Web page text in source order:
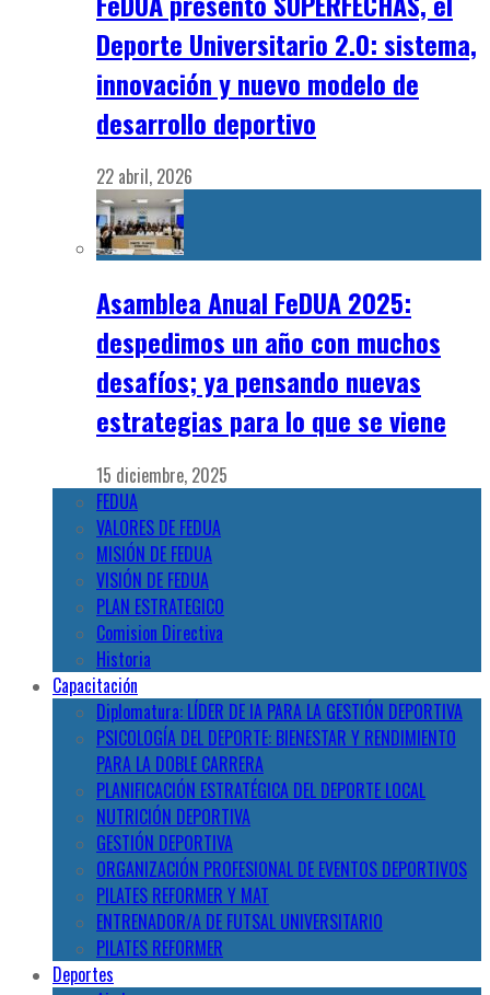
Deporte Universitario 2.0: sistema,
innovación y nuevo modelo de
desarrollo deportivo
22 abril, 2026
Asamblea Anual FeDUA 2025:
despedimos un año con muchos
desafíos; ya pensando nuevas
estrategias para lo que se viene
15 diciembre, 2025
FEDUA
VALORES DE FEDUA
MISIÓN DE FEDUA
VISIÓN DE FEDUA
PLAN ESTRATEGICO
Comision Directiva
Historia
Capacitación
Diplomatura: LÍDER DE IA PARA LA GESTIÓN DEPORTIVA
PSICOLOGÍA DEL DEPORTE: BIENESTAR Y RENDIMIENTO
PARA LA DOBLE CARRERA
PLANIFICACIÓN ESTRATÉGICA DEL DEPORTE LOCAL
NUTRICIÓN DEPORTIVA
GESTIÓN DEPORTIVA
ORGANIZACIÓN PROFESIONAL DE EVENTOS DEPORTIVOS
PILATES REFORMER Y MAT
ENTRENADOR/A DE FUTSAL UNIVERSITARIO
PILATES REFORMER
Deportes